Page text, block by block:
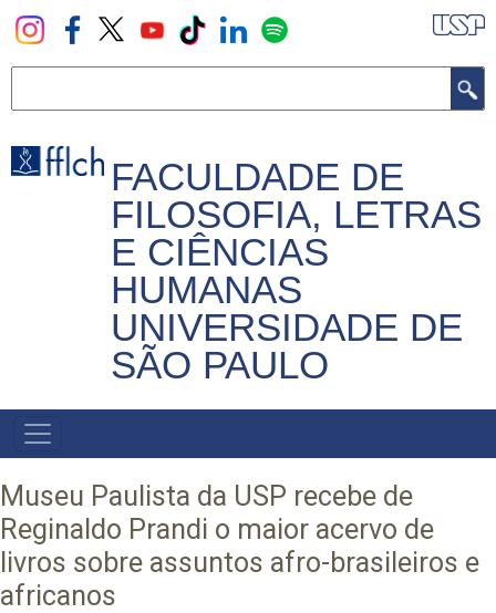
Pular
para
principal
FACULDADE DE
FILOSOFIA, LETRAS
E CIÊNCIAS
HUMANAS
UNIVERSIDADE DE
SÃO PAULO
NAVEGADOR
PRINCIPAL
Museu Paulista da USP recebe de
Reginaldo Prandi o maior acervo de
livros sobre assuntos afro-brasileiros e
africanos